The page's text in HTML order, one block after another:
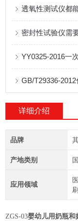
透氧性测试仪都
密封性试验仪需
YY0325-2016一
详细介绍
品牌
产地类别
应用领域
ZGS-03婴幼儿用奶瓶和